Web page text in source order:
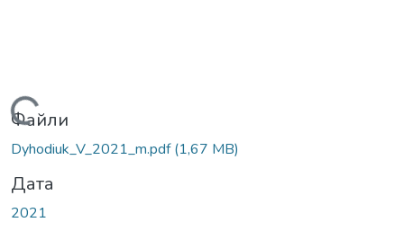
Вантажиться...
Файли
Dyhodiuk_V_2021_m.pdf(1,67 MB)
Дата
2021